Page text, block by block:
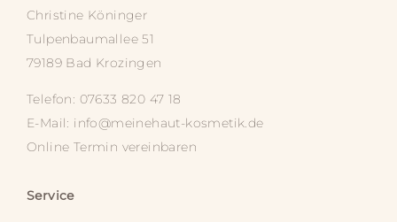
Christine Köninger
Tulpenbaumallee 51
79189 Bad Krozingen
Telefon: 07633 820 47 18
E-Mail: info@meinehaut-kosmetik.de
Online Termin vereinbaren
Service